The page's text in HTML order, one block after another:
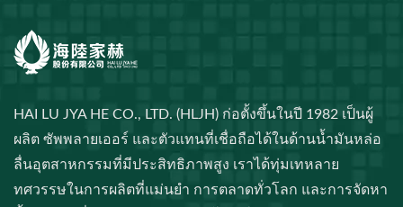
HAI LU JYA HE CO., LTD. (HLJH) ก่อตั้งขึ้นในปี 1982 เป็นผู้
ผลิต ซัพพลายเออร์ และตัวแทนที่เชื่อถือได้ในด้านน้ำมันหล่อ
ลื่นอุตสาหกรรมที่มีประสิทธิภาพสูง เราได้ทุ่มเทหลาย
ทศวรรษในการผลิตที่แม่นยำ การตลาดทั่วโลก และการจัดหา